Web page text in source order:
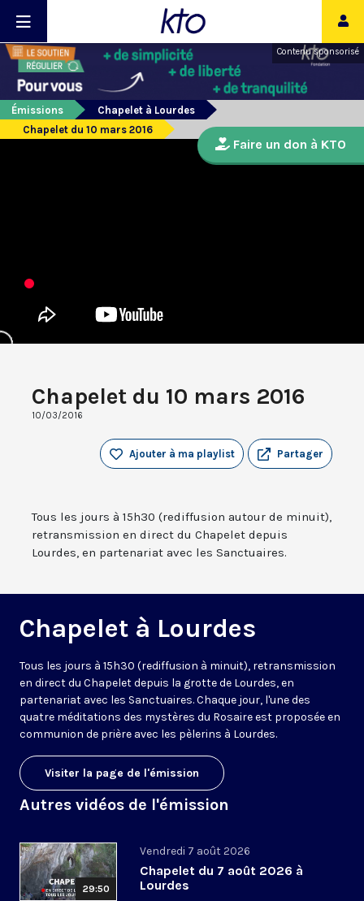
Contenu sponsorisé
Émissions
Chapelet à Lourdes
Chapelet du 10 mars 2016
Chapelet du 10 mars 2016
10/03/2016
Partager
Ajouter à ma playlist
Tous les jours à 15h30 (rediffusion autour de minuit),
retransmission en direct du Chapelet depuis
Lourdes, en partenariat avec les Sanctuaires.
Chapelet à Lourdes
Tous les jours à 15h30 (rediffusion à minuit), retransmission
en direct du Chapelet depuis la grotte de Lourdes, en
partenariat avec les Sanctuaires. Chaque jour, l'une des
quatre méditations des mystères du Rosaire est proposée en
communion de prière avec les pèlerins à Lourdes.
Visiter la page de l'émission
Autres vidéos de l'émission
29:50
Vendredi 7 août 2026
Chapelet du 7 août 2026 à
Lourdes
Faire un don à KTO